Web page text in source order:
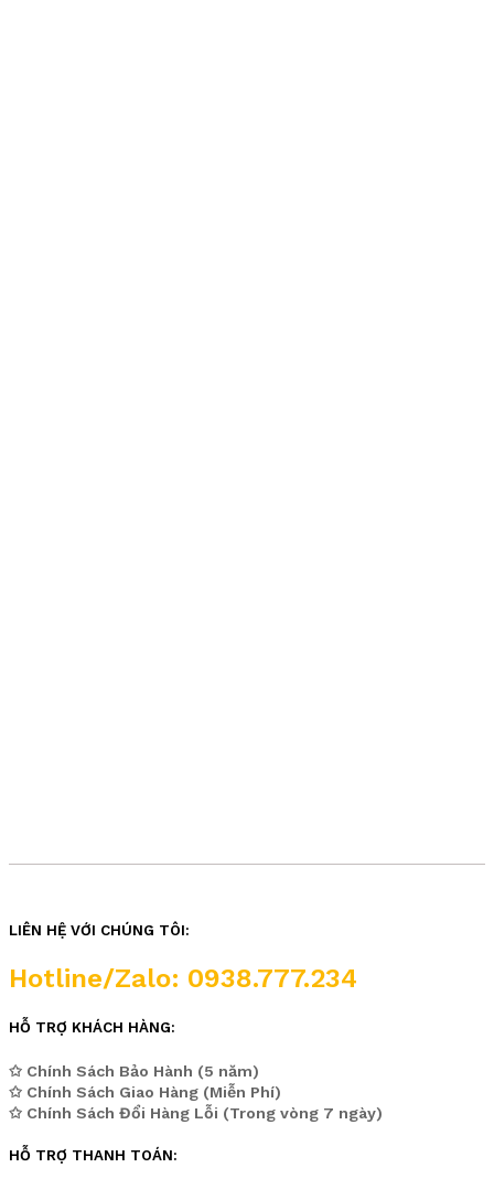
LIÊN HỆ VỚI CHÚNG TÔI:
Hotline/Zalo: 0938.777.234
HỖ TRỢ KHÁCH HÀNG:
✩ Chính Sách Bảo Hành (5 năm)
✩ Chính Sách Giao Hàng (Miễn Phí)
✩ Chính Sách Đổi Hàng Lỗi (Trong vòng 7 ngày)
HỖ TRỢ THANH TOÁN: